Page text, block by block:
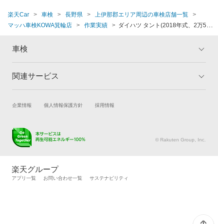
楽天Car 車検 長野県
上伊那郡エリア周辺の車検店舗一覧
マッハ車検KOWA箕輪店
作業実績
ダイハツ タント(2018年式、2万5千～
車検
トップ
車検の基礎知識 キャンペーン一覧
関連サービス
試乗・商談 新車購入
キズ修理予約
メンテナンス管理
タイヤ交換サービス
自動車カタログ 自動車保険
企業情報 個人情報保護方針 採用情報
© Rakuten Group, Inc.
楽天グループ
アプリ一覧 お問い合わせ一覧 サステナビリティ